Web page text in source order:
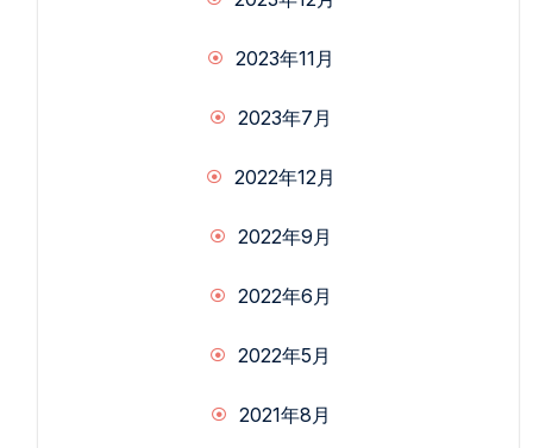
2023年11月
2023年7月
2022年12月
2022年9月
2022年6月
2022年5月
2021年8月